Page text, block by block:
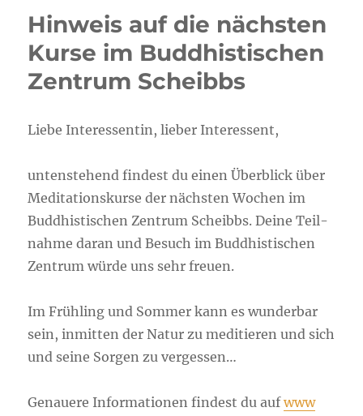
Hinweis auf die nächsten
Kurse im Buddhistischen
Zentrum Scheibbs
Lie­be Inter­es­sen­tin, lie­ber Interessent,
unten­ste­hend fin­dest du einen Über­blick über
Medi­ta­ti­ons­kur­se der nächs­ten Wochen im
Bud­dhis­ti­schen Zen­trum Scheibbs. Dei­ne Teil­
nah­me dar­an und Besuch im Bud­dhis­ti­schen
Zen­trum wür­de uns sehr freuen.
Im Früh­ling und Som­mer kann es wun­der­bar
sein, inmit­ten der Natur zu medi­tie­ren und sich
und sei­ne Sor­gen zu vergessen…
Genaue­re Infor­ma­tio­nen fin­dest du aufwww​